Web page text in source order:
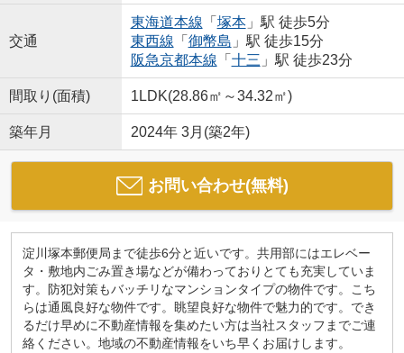
交通
東海道本線 「 塚本」駅 徒歩5分
東西線 「 御幣島 」駅 徒歩15分
阪急京都本線 「 十三 」駅 徒歩23分
間取り(面積) 1LDK(28.86㎡～34.32㎡)
築年月 2024年 3月(築2年)
お問い合わせ(無料)
淀川塚本郵便局まで徒歩6分と近いです。共用部にはエレベー
タ・敷地内ごみ置き場などが備わっておりとても充実していま
す。防犯対策もバッチリなマンションタイプの物件です。こち
らは通風良好な物件です。眺望良好な物件で魅力的です。でき
るだけ早めに不動産情報を集めたい方は当社スタッフまでご連
絡ください。地域の不動産情報をいち早くお届けします。